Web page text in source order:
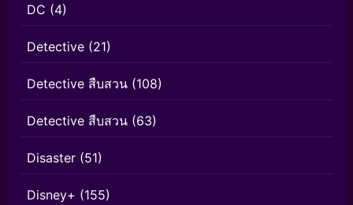
DC (4)
Detective (21)
Detective สืบสวน (108)
Detective สืบสวน (63)
Disaster (51)
Disney+ (155)